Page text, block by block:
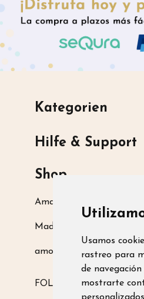
Usamos
rastreo para
de
mostrarte
Kategorien
Hilfe & Support
Shop
Amarsupiel S.L.
Madrid, Spanien
FOLGE UNS AUF